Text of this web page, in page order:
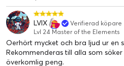
LVIX
Verifierad köpare
Lvl 24 Master of the Elements
Oerhört mycket och bra ljud ur en
Rekommenderas till alla som
överkomlig peng.